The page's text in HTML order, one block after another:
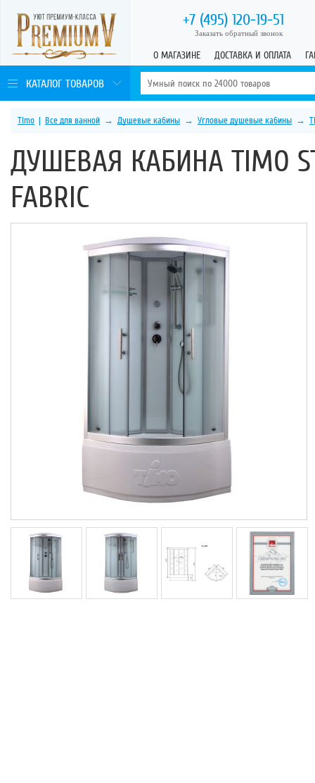
+7 (495) 120-19-51
Заказать обратный звонок
О МАГАЗИНЕ ДОСТАВКА И ОПЛАТА
КАТАЛОГ ТОВАРОВ
Timo | Все для ванной → Душевые кабины → Угловые душевые кабины →
ДУШЕВАЯ КАБИНА TIMO
FABRIC